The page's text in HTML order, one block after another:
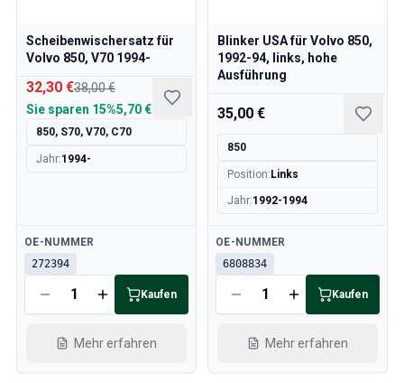
Scheibenwischersatz für
Volvo 850, V70 1994-
32,30 €38,00 €
Sie sparen 15%5,70 €
850, S70, V70, C70
Jahr:1994-
Verfügbar
OE-NUMMER
272394
Kaufen
Mehr erfahren
Blinker USA für Volvo 850,
1992-94, links, hohe
Ausführung
35,00 €
850
Position: Links
Jahr:1992-1994
Verfügbar
OE-NUMMER
6808834
Kaufen
Mehr erfahren